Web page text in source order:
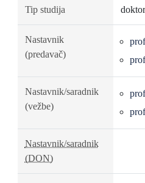
Tip studija
Nastavnik
(predavač)
Nastavnik/saradnik
(vežbe)
Nastavnik/saradnik
(DON)